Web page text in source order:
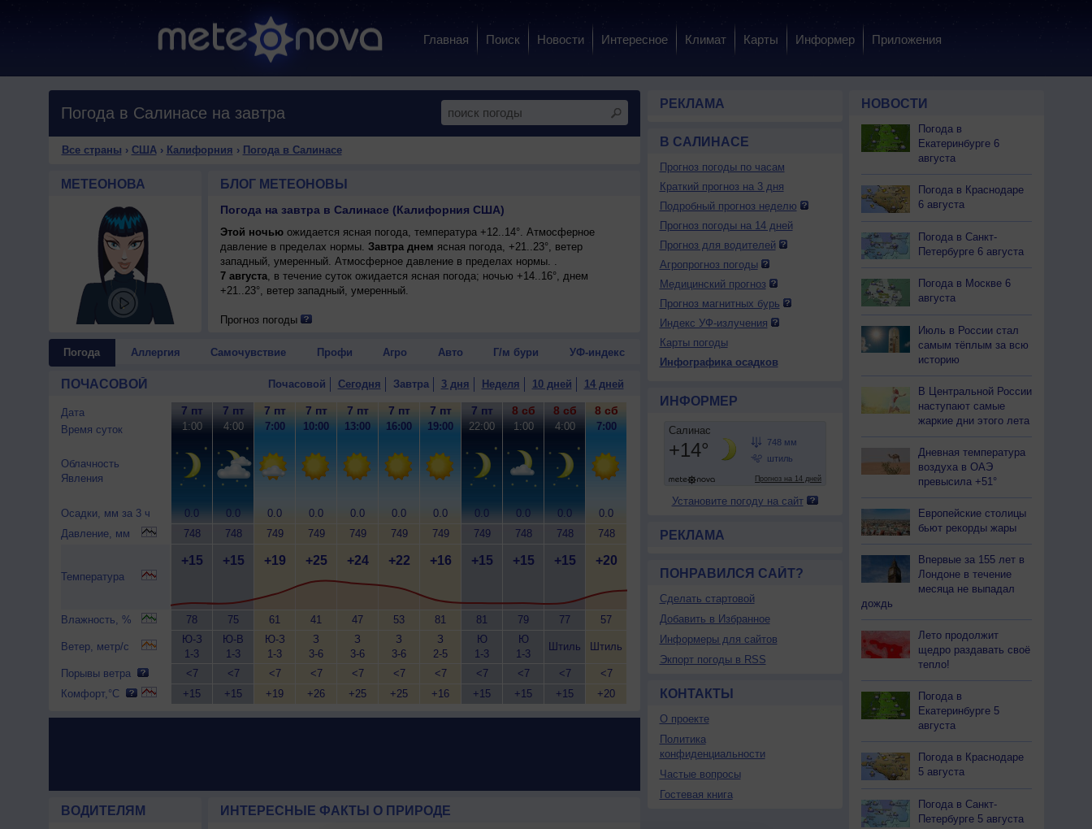
Главная Поиск Новости Интересное Климат Карты Информер Приложения
Погода в Салинасе на завтра
Все страны › США› Калифорния › Погода в Салинасе
МЕТЕОНОВА БЛОГ МЕТЕОНОВЫ
Погода на завтра в Салинасе (Калифорния США)
Этой ночьюожидается ясная погода, температура +12..14°. Атмосферное
давление в пределах нормы. Завтра днем ясная погода, +21..23°, ветер
западный, умеренный. Атмосферное давление в пределах нормы. .
7 августа, в течение суток ожидается ясная погода; ночью +14..16°, днем
+21..23°, ветер западный, умеренный.
Прогноз погоды
Погода Аллергия Самочувствие Профи Агро Авто Г/м бури УФ-индекс
ПОЧАСОВОЙ Почасовой Сегодня Завтра 3 дня Неделя 10 дней 14 дней
Дата
Время суток
Облачность
Явления
Осадки, мм за 3 ч
Давление, мм
Температура
Влажность, %
Ветер, метр/с
Порывы ветра
Комфорт,°C
7 пт
1:00
0.0
748
+15
78
Ю-З
1-3
<7
+15
7 пт
4:00
0.0
748
+15
75
Ю-В
1-3
<7
+15
7 пт
7:00
0.0
749
+19
61
Ю-З
1-3
<7
+19
7 пт
10:00
0.0
749
+25
41
З
3-6
<7
+26
7 пт
13:00
0.0
749
+24
47
З
3-6
<7
+25
7 пт
16:00
0.0
749
+22
53
З
3-6
<7
+25
7 пт
19:00
0.0
749
+16
81
З
2-5
<7
+16
7 пт
22:00
0.0
749
+15
81
Ю
1-3
<7
+15
8 сб
1:00
0.0
748
+15
79
Ю
1-3
<7
+15
8 сб
4:00
0.0
748
+15
77
Штиль
<7
+15
8 сб
7:00
0.0
748
+20
57
Штиль
<7
+20
ВОДИТЕЛЯМ ИНТЕРЕСНЫЕ ФАКТЫ О ПРИРОДЕ
РЕКЛАМА
В САЛИНАСЕ
Прогноз погоды по часам
Краткий прогноз на 3 дня
Подробный прогноз неделю
Прогноз погоды на 14 дней
Прогноз для водителей
Агропрогноз погоды
Медицинский прогноз
Прогноз магнитных бурь
Индекс УФ-излучения
Карты погоды
Инфографика осадков
ИНФОРМЕР
Установите погоду на сайт
РЕКЛАМА
ПОНРАВИЛСЯ САЙТ?
Сделать стартовой
Добавить в Избранное
Информеры для сайтов
Экпорт погоды в RSS
КОНТАКТЫ
О проекте
Политика
конфиденциальности
Частые вопросы
Гостевая книга
НОВОСТИ
Погода в
Екатеринбурге 6
августа
Погода в Краснодаре
6 августа
Погода в Санкт-
Петербурге 6 августа
Погода в Москве 6
августа
Июль в России стал
самым тёплым за всю
историю
В Центральной России
наступают самые
жаркие дни этого лета
Дневная температура
воздуха в ОАЭ
превысила +51°
Европейские столицы
бьют рекорды жары
Впервые за 155 лет в
Лондоне в течение
месяца не выпадал
дождь
Лето продолжит
щедро раздавать своё
тепло!
Погода в
Екатеринбурге 5
августа
Погода в Краснодаре
5 августа
Погода в Санкт-
Петербурге 5 августа